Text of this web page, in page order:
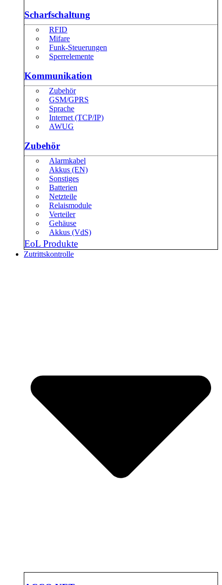
Scharfschaltung
RFID
Mifare
Funk-Steuerungen
Sperrelemente
Kommunikation
Zubehör
GSM/GPRS
Sprache
Internet (TCP/IP)
AWUG
Zubehör
Alarmkabel
Akkus (EN)
Sonstiges
Batterien
Netzteile
Relaismodule
Verteiler
Gehäuse
Akkus (VdS)
EoL Produkte
Zutrittskontrolle